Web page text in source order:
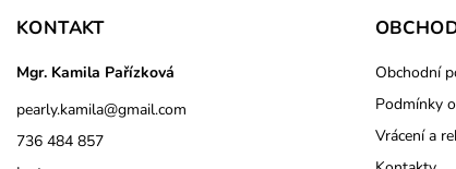
KONTAKT
Mgr. Kamila Pařízková
pearly.kamila@gmail.com
736 484 857
Obchodní
Podmínky
Vrácení a